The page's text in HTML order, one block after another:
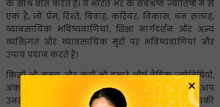
के साथ बात करते हैं। ये भारत भर के सर्वश्रेष्ठ ज्योतिषी में से
एक है, जो प्रेम, रिश्ते, विवाह, करियर, विकास, धन सलाह,
व्यावसायिक भविष्यवाणियां, शिक्षा मार्गदर्शन और अन्य
व्यक्तिगत और व्यावसायिक मुद्दों पर भविष्यवाणियां और
उपाय प्रदान करते हैं।
किसी भी समय और कहीं भी हमारे शीर्ष वैदिक ज्योतिषियों,
अंकशास्त्रियों, वास्तु विशेषज्ञों, टैरो पाठकों आदि से जुड़ें। आप
उनसे किसी भी तरह से परामर्श ले सकते हैं जो आपकी
×